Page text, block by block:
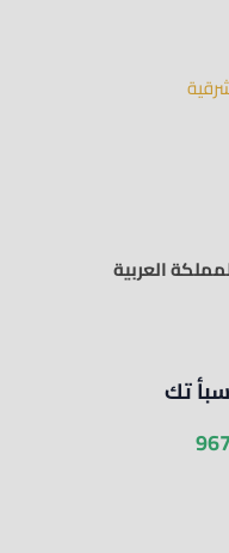
العربية
سبأ تك